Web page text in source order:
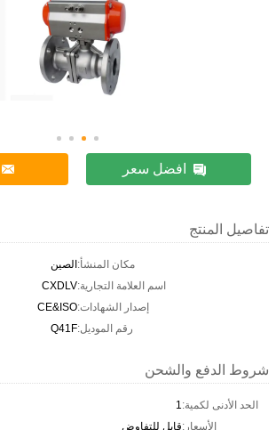
افضل سعر
تفاصيل المنتج
مكان المنشأ:الصين
اسم العلامة التجارية:CXDLV
إصدار الشهادات:CE&ISO
رقم الموديل:Q41F
شروط الدفع والشحن
الحد الأدنى لكمية:1
الأسعار:قابل للتفاوض